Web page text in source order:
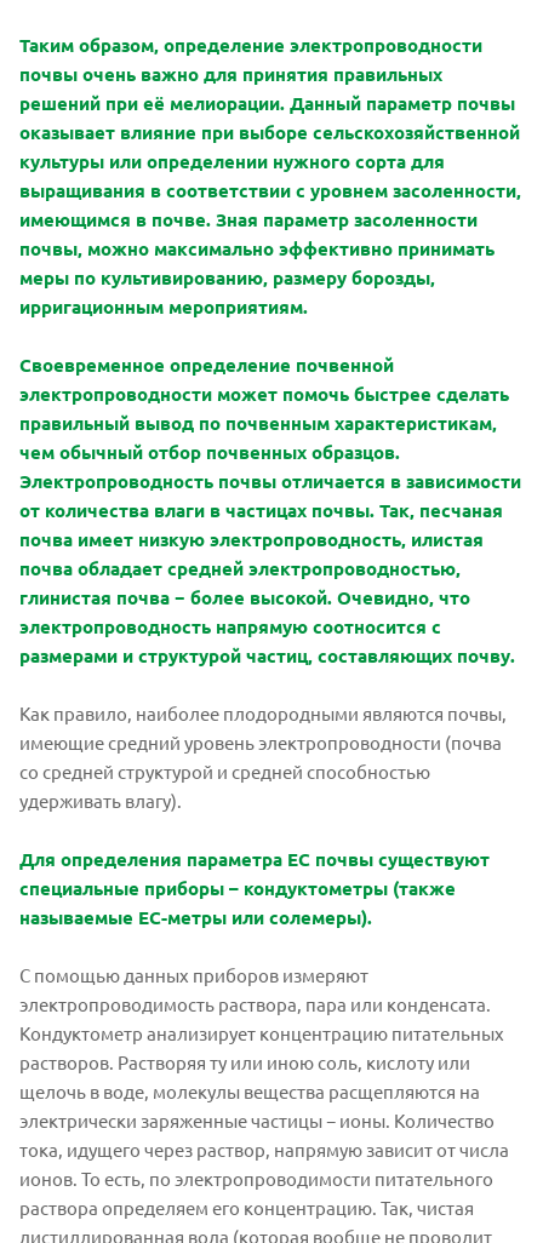
Таким образом, определение электропроводности
почвы очень важно для принятия правильных
решений при её мелиорации. Данный параметр почвы
оказывает влияние при выборе сельскохозяйственной
культуры или определении нужного сорта для
выращивания в соответствии с уровнем засоленности,
имеющимся в почве. Зная параметр засоленности
почвы, можно максимально эффективно принимать
меры по культивированию, размеру борозды,
ирригационным мероприятиям.
Своевременное определение почвенной
электропроводности может помочь быстрее сделать
правильный вывод по почвенным характеристикам,
чем обычный отбор почвенных образцов.
Электропроводность почвы отличается в зависимости
от количества влаги в частицах почвы. Так, песчаная
почва имеет низкую электропроводность, илистая
почва обладает средней электропроводностью,
глинистая почва − более высокой. Очевидно, что
электропроводность напрямую соотносится с
размерами и структурой частиц, составляющих почву.
Как правило, наиболее плодородными являются почвы,
имеющие средний уровень электропроводности (почва
со средней структурой и средней способностью
удерживать влагу).
Для определения параметра ЕС почвы существуют
специальные приборы – кондуктометры (также
называемые ЕС-метры или солемеры).
С помощью данных приборов измеряют
электропроводимость раствора, пара или конденсата.
Кондуктометр анализирует концентрацию питательных
растворов. Растворяя ту или иною соль, кислоту или
щелочь в воде, молекулы вещества расщепляются на
электрически заряженные частицы − ионы. Количество
тока, идущего через раствор, напрямую зависит от числа
ионов. То есть, по электропроводимости питательного
раствора определяем его концентрацию. Так, чистая
дистиллированная вода (которая вообще не проводит